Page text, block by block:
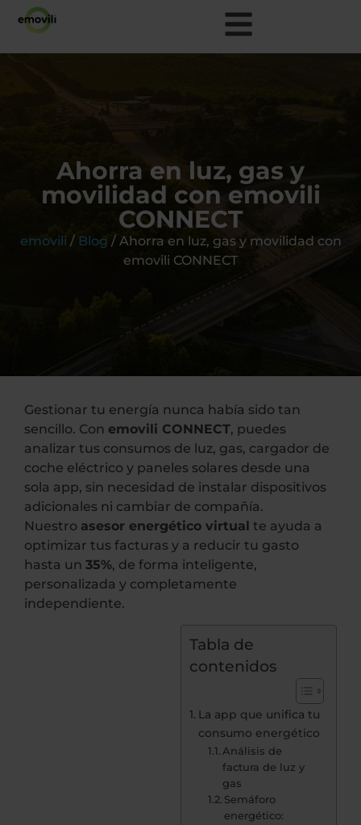
Ahorra en luz, gas y
movilidad con emovili
CONNECT
emovili / Blog / Ahorra en luz, gas y movilidad con
emovili CONNECT
Gestionar tu energía nunca había sido tan
sencillo. Con emovili CONNECT, puedes
analizar tus consumos de luz, gas, cargador de
coche eléctrico y paneles solares desde una
sola app, sin necesidad de instalar dispositivos
adicionales ni cambiar de compañía.
Nuestro asesor energético virtual te ayuda a
optimizar tus facturas y a reducir tu gasto
hasta un 35%, de forma inteligente,
personalizada y completamente
independiente.
Tabla de
contenidos
La app que unifica tu
consumo energético
Análisis de
factura de luz y
gas
Semáforo
energético: